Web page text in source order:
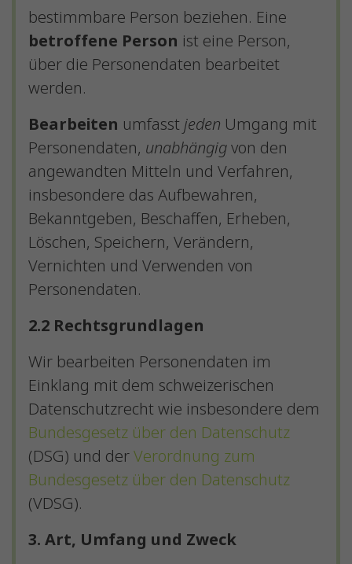
bestimmbare Person beziehen. Eine
betroffene Person ist eine Person,
über die Personendaten bearbeitet
werden.
Bearbeiten umfasst jeden Umgang mit
Personendaten, unabhängigvon den
angewandten Mitteln und Verfahren,
insbesondere das Aufbewahren,
Bekanntgeben, Beschaffen, Erheben,
Löschen, Speichern, Verändern,
Vernichten und Verwenden von
Personendaten.
2.2 Rechtsgrundlagen
Wir bearbeiten Personendaten im
Einklang mit dem schweizerischen
Datenschutzrecht wie insbesondere dem
Bundesgesetz über den Datenschutz
(DSG) und derVerordnung zum
Bundesgesetz über den Datenschutz
(VDSG).
3. Art, Umfang und Zweck